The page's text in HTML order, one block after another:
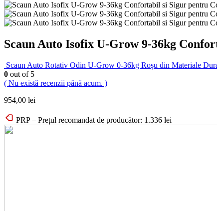
Scaun Auto Isofix U-Grow 9-36kg
Scaun Auto Rotativ Odin U-Grow 0-36kg Roșu din Materiale
0 out of 5
( Nu există recenzii până acum. )
954,00 lei
PRP – Prețul recomandat de producător: 1.336 lei